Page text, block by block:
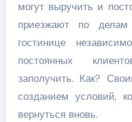
могут выручить и
приезжают по
гостинице
постоянных
заполучить. Как?
созданием условий,
вернуться вновь.